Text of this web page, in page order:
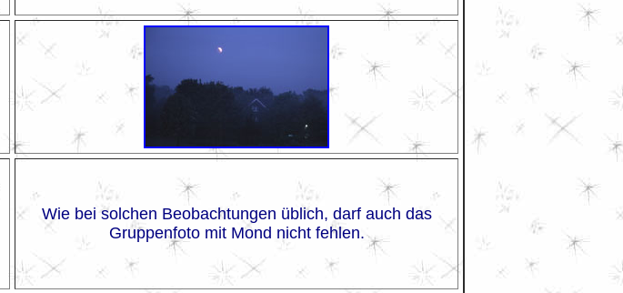
Wie bei solchen Beobachtungen üblich, darf auch das
Gruppenfoto mit Mond nicht fehlen.